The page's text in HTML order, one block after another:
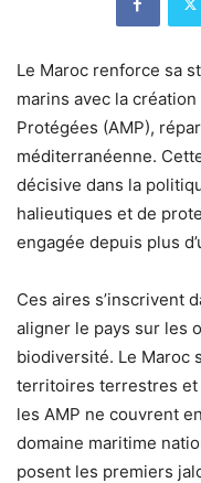
Le Maroc renforce sa
marins avec la
Protégées (AMP),
méditerranéenne.
décisive dans la
halieutiques et de
engagée depuis plus
Ces aires s’inscrivent
aligner le pays sur les
biodiversité. Le Maroc
territoires terrestres et
les AMP ne couvrent
domaine maritime
posent les premiers